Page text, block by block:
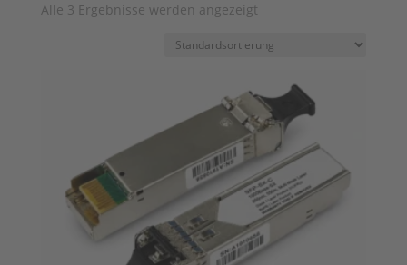
Alle 3 Ergebnisse werden angezeigt